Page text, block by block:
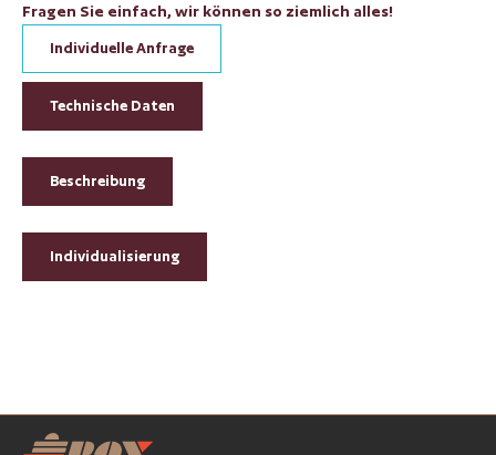
Fragen Sie einfach, wir können so ziemlich alles!
Individuelle Anfrage
Technische Daten
Beschreibung
Individualisierung